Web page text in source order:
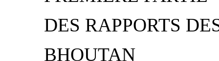
DES RAPPORTS
BHOUTAN